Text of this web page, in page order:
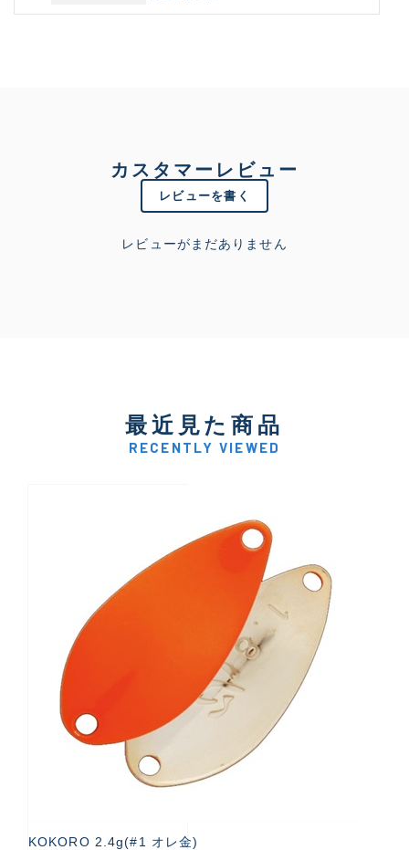
カスタマーレビュー
レビューを書く
レビューがまだありません
最近見た商品
RECENTLY VIEWED
KOKORO 2.4g(#1 オレ金)